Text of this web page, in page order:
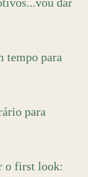
tempo para
para
o first look: